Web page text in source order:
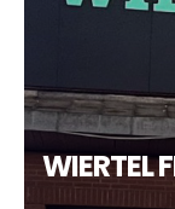
WIERTEL